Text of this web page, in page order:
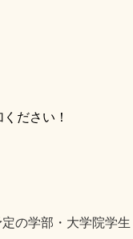
ださい！
の学部・大学院学